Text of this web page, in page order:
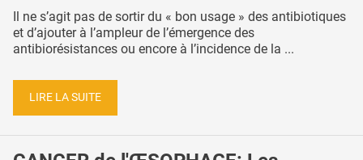
Il ne s’agit pas de sortir du « bon usage » des antibiotiques
et d’ajouter à l’ampleur de l’émergence des
antibiorésistances ou encore à l’incidence de la ...
LIRE LA SUITE